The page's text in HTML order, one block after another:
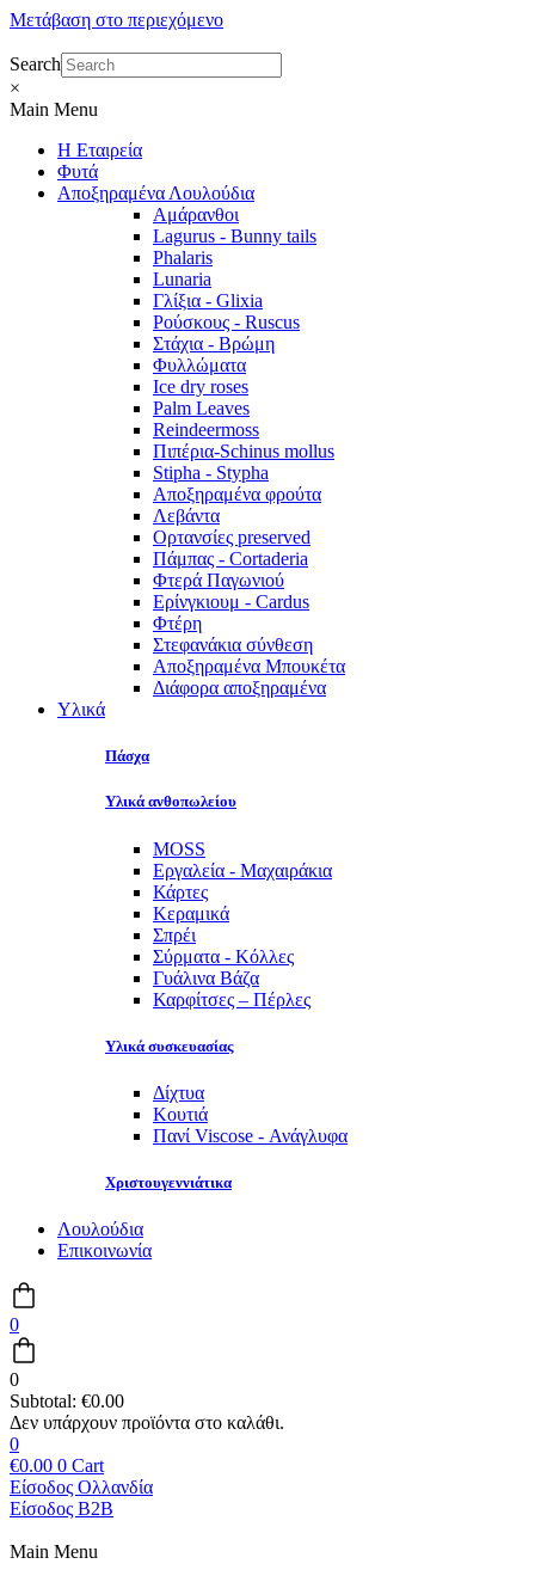
Μετάβαση στο περιεχόμενο
Search
×
Main Menu
Η Εταιρεία
Φυτά
Αποξηραμένα Λουλούδια
Αμάρανθοι
Lagurus - Bunny tails
Phalaris
Lunaria
Γλίξια - Glixia
Ρούσκους - Ruscus
Στάχια - Βρώμη
Φυλλώματα
Ice dry roses
Palm Leaves
Reindeermoss
Πιπέρια-Schinus mollus
Stipha - Stypha
Αποξηραμένα φρούτα
Λεβάντα
Ορτανσίες preserved
Πάμπας - Cortaderia
Φτερά Παγωνιού
Ερίνγκιουμ - Cardus
Φτέρη
Στεφανάκια σύνθεση
Αποξηραμένα Μπουκέτα
Διάφορα αποξηραμένα
Υλικά
Πάσχα
Υλικά ανθοπωλείου
MOSS
Εργαλεία - Μαχαιράκια
Κάρτες
Κεραμικά
Σπρέι
Σύρματα - Κόλλες
Γυάλινα Βάζα
Καρφίτσες – Πέρλες
Υλικά συσκευασίας
Δίχτυα
Κουτιά
Πανί Viscose - Ανάγλυφα
Χριστουγεννιάτικα
Λουλούδια
Επικοινωνία
0
0
Subtotal: €0.00
0
€0.00 0 Cart
Είσοδος Ολλανδία
Είσοδος B2B
Main Menu